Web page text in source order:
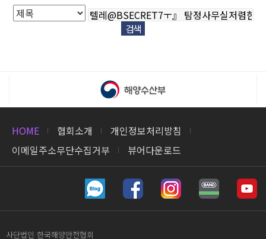
HOME 협회소개
개인정보처리방침
이메일주소무단수집거부
뷰어다운로드
사단법인 한국해양안전협회